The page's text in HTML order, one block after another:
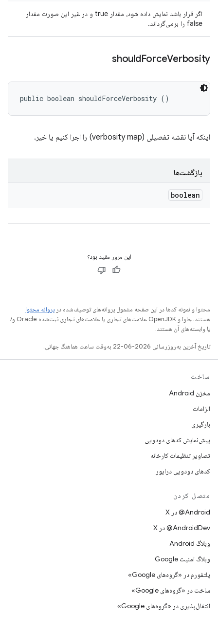
اگر قرار باشد نمایش داده شود، مقدار true و در غیر این صورت مقدار
false را برمی‌گرداند.
shouldForceVerbosity
public boolean shouldForceVerbosity ()
اینکه آیا نقشه تفصیلی (verbosity map) را اجرا کنیم یا خیر.
بازگشت‌ها
boolean
این مرور مفید بود؟
محتوا و نمونه کدها در این صفحه مشمول پروانه‌های توصیف‌شده در پروانه محتوا
هستند. جاوا و OpenJDK علامت‌های تجاری یا علامت‌های تجاری ثبت‌شده Oracle و/
یا وابسته‌های آن هستند.
تاریخ آخرین به‌روزرسانی 2026-06-22 به‌وقت ساعت هماهنگ جهانی.
ساخت
مخزن Android
الزامات
بارگیری
پیش‌نمایش کدهای دودویی
تصاویر تنظیمات کارخانه
کدهای دودویی درایور
متصل کردن
‫‎@Android در X
‫‎@AndroidDev در X
وبلاگ Android
وبلاگ امنیت Google
پلتفورم در «گروه‌های Google»
ساخت در «گروه‌های Google»
انتقال‌پذیری در «گروه‌های Google»